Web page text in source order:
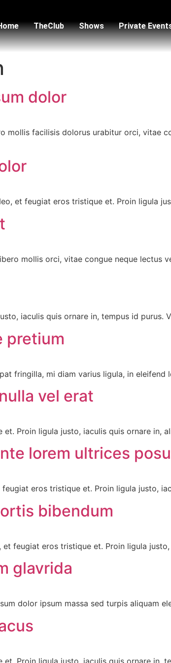
TheClub Shows Private
dolor
mollis facilisis dolorus urabitur orci, vitae
et feugiat eros tristique et. Proin ligula
mollis orci, vitae congue neque lectus
iaculis quis ornare in, tempus id purus.
pretium
fringilla, mi diam varius ligula, in
vel erat
Proin ligula justo, iaculis quis ornare in,
lorem ultrices
eros tristique et. Proin ligula justo,
bibendum
feugiat eros tristique et. Proin ligula
glavrida
dolor ipsum massa sed turpis aliquam
Proin ligula justo, iaculis quis ornare in,